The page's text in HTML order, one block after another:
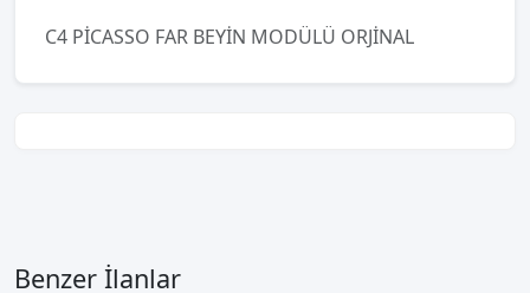
C4 PİCASSO FAR BEYİN MODÜLÜ ORJİNAL
Benzer İlanlar